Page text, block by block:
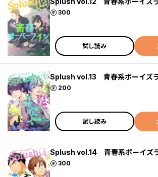
300
ポイント
試し読み
Splush vol.13 青春系ボーイズ
200
ポイント
試し読み
Splush vol.14 青春系ボーイズ
300
ポイント